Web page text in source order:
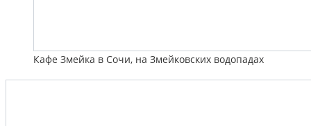
Кафе Змейка в Сочи, на Змейковских водопадах